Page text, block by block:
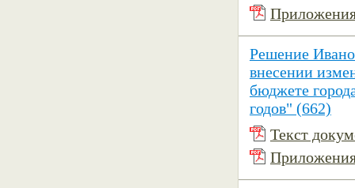
Решение
внесении
бюджете
годов" (662)
Текст